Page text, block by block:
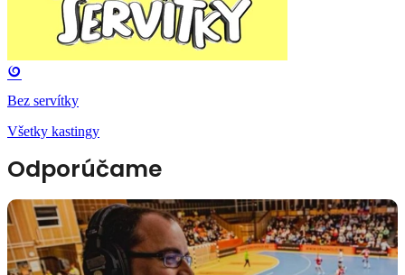
Bez servítky
Všetky kastingy
Odporúčame